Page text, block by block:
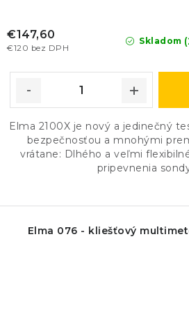
Skladom
€120 bez DPH
€147,60
Elma 2100X je nový a jedinečný
bezpečnosťou a mnohými
vrátane: Dlhého a veľmi
pripevnenia
Elma 076 - kliešťový